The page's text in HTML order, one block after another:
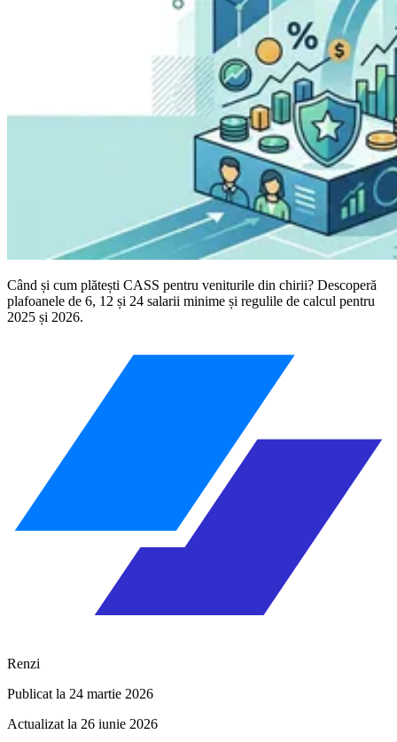
Când și cum plătești CASS pentru veniturile din chirii? Descoperă
plafoanele de 6, 12 și 24 salarii minime și regulile de calcul pentru
2025 și 2026.
Renzi
Publicat la 24 martie 2026
Actualizat la 26 iunie 2026